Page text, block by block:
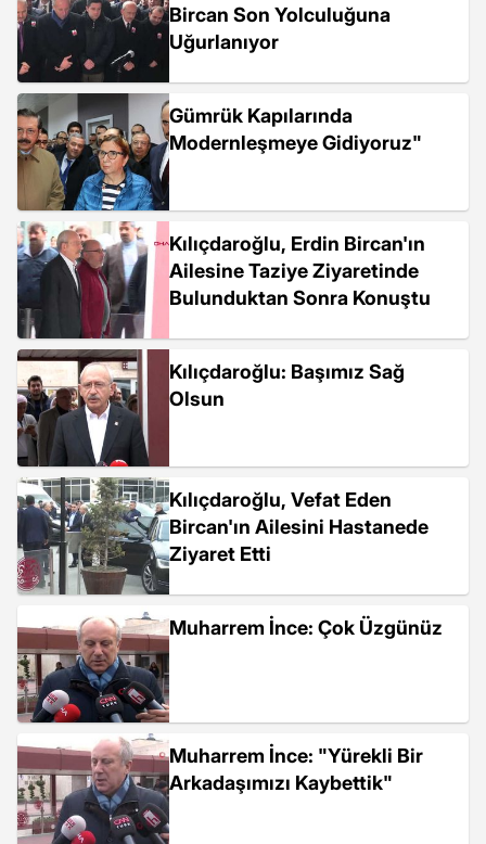
Bircan Son Yolculuğuna
Uğurlanıyor
Gümrük Kapılarında
Modernleşmeye Gidiyoruz"
Kılıçdaroğlu, Erdin Bircan'ın
Ailesine Taziye Ziyaretinde
Bulunduktan Sonra Konuştu
Kılıçdaroğlu: Başımız Sağ
Olsun
Kılıçdaroğlu, Vefat Eden
Bircan'ın Ailesini Hastanede
Ziyaret Etti
Muharrem İnce: Çok Üzgünüz
Muharrem İnce: "Yürekli Bir
Arkadaşımızı Kaybettik"